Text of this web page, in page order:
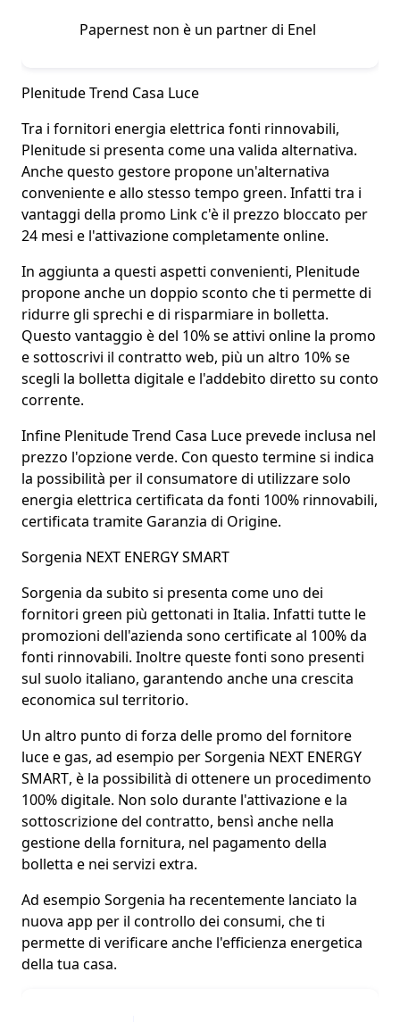
Papernest non è un partner di Enel
Plenitude Trend Casa Luce
Tra i fornitori energia elettrica fonti rinnovabili,
Plenitudesi presenta come una valida alternativa.
Anche questo gestore propone un'alternativa
conveniente e allo stesso tempo green. Infatti tra i
vantaggi della promo Link c'è il prezzo bloccato per
24 mesi e l'attivazione completamente online.
In aggiunta a questi aspetti convenienti, Plenitude
propone anche un doppio sconto che ti permette di
ridurre gli sprechi e di risparmiare in bolletta.
Questo vantaggio è del 10% se attivi online la promo
e sottoscrivi il contratto web, più un altro 10% se
scegli la bolletta digitalee l'addebito diretto su conto
corrente.
Infine Plenitude Trend Casa Luce prevede inclusa nel
prezzo l'opzione verde. Con questo termine si indica
la possibilità per il consumatore di utilizzare solo
energia elettrica certificata da fonti 100% rinnovabili,
certificata tramite Garanzia di Origine.
Sorgenia NEXT ENERGY SMART
Sorgenia da subito si presenta come uno dei
fornitori green più gettonati in Italia. Infatti tutte le
promozioni dell'azienda sono certificate al 100% da
fonti rinnovabili. Inoltre queste fonti sono presenti
sul suolo italiano, garantendo anche una crescita
economica sul territorio.
Un altro punto di forza delle promo del fornitore
luce e gas, ad esempio perSorgenia NEXT ENERGY
SMART, è la possibilità di ottenere un procedimento
100% digitale. Non solo durante l'attivazione e la
sottoscrizione del contratto, bensì anche nella
gestione della fornitura, nel pagamento della
bolletta e nei servizi extra.
Ad esempio Sorgenia ha recentemente lanciato la
nuova app per il controllo dei consumi, che ti
permette di verificare anche l'efficienza energetica
della tua casa.